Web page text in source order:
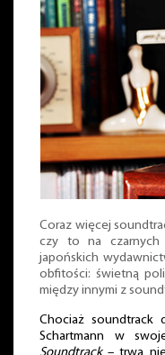
Coraz więcej
czy to na czarnych
japońskich
obfitości: świetną
między innymi z
Chociaż soundtrack
Schartmann w